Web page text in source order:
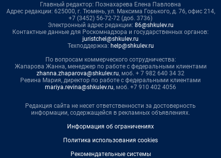
Главный редактор: Познахарева Елена Павловна
Адрес редакции: 625000, г. Тюмень, ул. Максима Горького, д. 76, офис 214,
+7 (3452) 56-72-72 (доб. 3736)
Электронный адрес редакции: 86@shkulev.ru
Контактные данные для Роскомнадзора и государственных органов:
juristchel@shkulev.ru
Техподдержка: help@shkulev.ru
По вопросам коммерческого сотрудничества:
Жапарова Жанна, менеджер по работе с федеральными клиентами
zhanna.zhaparova@shkulev.ru, моб. + 7 982 640 34 32
Ревина Мария, директор по работе с федеральными клиентами
mariya.revina@shkulev.ru, моб. +7 910 402 4056
Редакция сайта не несет ответственности за достоверность
информации, содержащейся в рекламных объявлениях.
Информация об ограничениях
Политика использования cookies
Рекомендательные системы